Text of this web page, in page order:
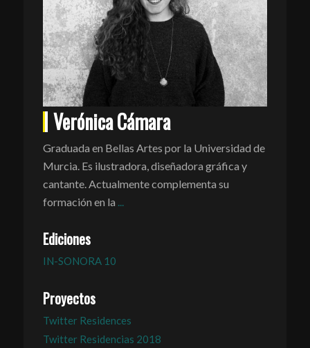
Verónica Cámara
Graduada en Bellas Artes por la Universidad de
Murcia. Es ilustradora, diseñadora gráfica y
cantante. Actualmente complementa su
formación en la ...
Ediciones
IN-SONORA 10
Proyectos
Twitter Residences
Twitter Residencias 2018